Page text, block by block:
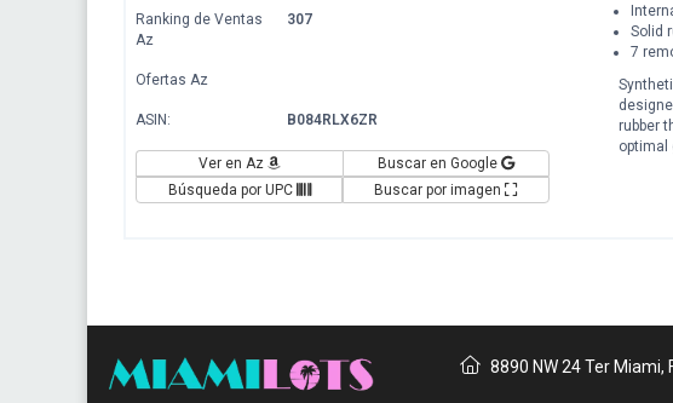
Ranking de Ventas
Az
307
Ofertas Az
ASIN: B084RLX6ZR
Ver en Az
Buscar en Google
Búsqueda por UPC
Buscar por imagen
Solid
7
rubber
optimal
8890 NW 24 Ter Miami,